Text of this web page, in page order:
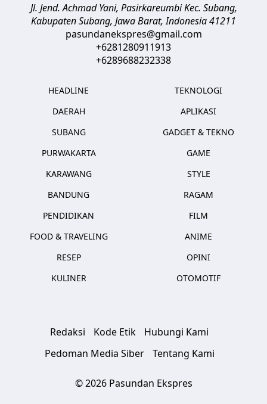
Jl. Jend. Achmad Yani, Pasirkareumbi Kec. Subang,
Kabupaten Subang, Jawa Barat,Indonesia41211
pasundanekspres@gmail.com
+6281280911913
+6289688232338
HEADLINE
DAERAH
SUBANG
PURWAKARTA
KARAWANG
BANDUNG
PENDIDIKAN
FOOD & TRAVELING
RESEP
KULINER
TEKNOLOGI
APLIKASI
GADGET & TEKNO
GAME
STYLE
RAGAM
FILM
ANIME
OPINI
OTOMOTIF
Redaksi Kode Etik
Hubungi Kami
Pedoman Media Siber
Tentang Kami
© 2026 Pasundan Ekspres